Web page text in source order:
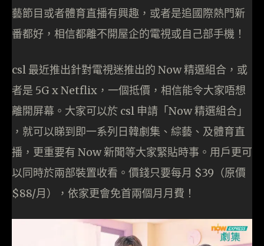
藝節目或者體育直播有興趣，或者是追國際熱門新
番都好，相信都離不開屋企的電視或自己部手機！
csl 最近推出針對電視迷推出的 Now 精選組合，或
者是 5G x Netflix，一個抵價，相信能令大家唔想
離開屏幕。大家可以於 csl 申請「Now 精選組合」
，就可以睇到即一系列日韓劇集、綜藝、及體育直
播，更重要有 Now 新聞等大家緊貼時事。用戶更可
以同時於兩部裝置收看。價錢只要每月 $39（原價
$88/月），依家更會免首兩個月月費！